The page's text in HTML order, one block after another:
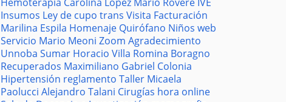
Insumos Ley de cupo trans Visita Facturación
Marilina Espila Homenaje Quirófano Niños web
Servicio Mario Meoni Zoom Agradecimiento
Unnoba Sumar Horacio Villa Romina Boragno
Recuperados Maximiliano Gabriel Colonia
Hipertensión reglamento Taller Micaela
Paolucci Alejandro Talani Cirugías hora online